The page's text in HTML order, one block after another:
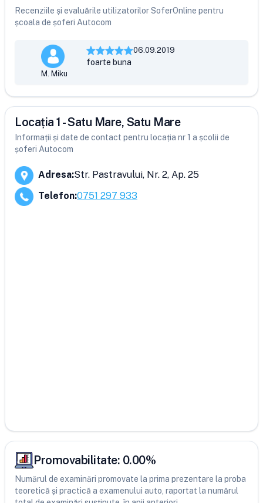
Recenziile și evaluările utilizatorilor SoferOnline pentru
școala de șoferi Autocom
M. Miku
06.09.2019
foarte buna
Locația 1 - Satu Mare, Satu Mare
Informații și date de contact pentru locația nr 1 a școlii de
șoferi Autocom
Adresa:Str. Pastravului, Nr. 2, Ap. 25
Telefon:0751 297 933
Promovabilitate: 0.00%
Numărul de examinări promovate la prima prezentare la proba
teoretică și practică a examenului auto, raportat la numărul